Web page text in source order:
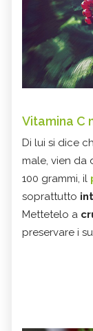
Vitamina C
Di lui si dice
male, vien da
100 grammi, il
soprattutto
Mettetelo a
preservare i